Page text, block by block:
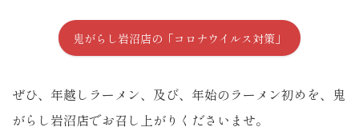
鬼がらし岩沼店の「コロナウイルス対策」
ぜひ、年越しラーメン、及び、年始のラーメン初めを、鬼
がらし岩沼店でお召し上がりくださいませ。